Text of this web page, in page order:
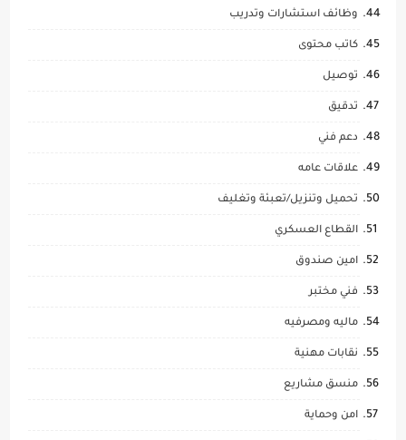
وظائف استشارات وتدريب
كاتب محتوى
توصيل
تدقيق
دعم فني
علاقات عامه
تحميل وتنزيل/تعبئة وتغليف
القطاع العسكري
امين صندوق
فني مختبر
ماليه ومصرفيه
نقابات مهنية
منسق مشاريع
امن وحماية